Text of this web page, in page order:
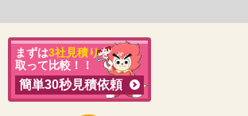
まずは3社見積りを
取って比較！！
簡単30秒見積依頼